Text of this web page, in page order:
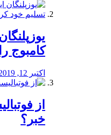
کامبوج
اکتبر 12, 2019
از
خبر؟